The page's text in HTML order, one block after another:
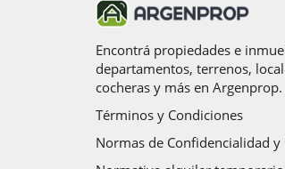
Encontrá propiedades e
departamentos, terrenos,
cocheras y más en Argenprop.
Términos y Condiciones
Normas de Confidencialidad y